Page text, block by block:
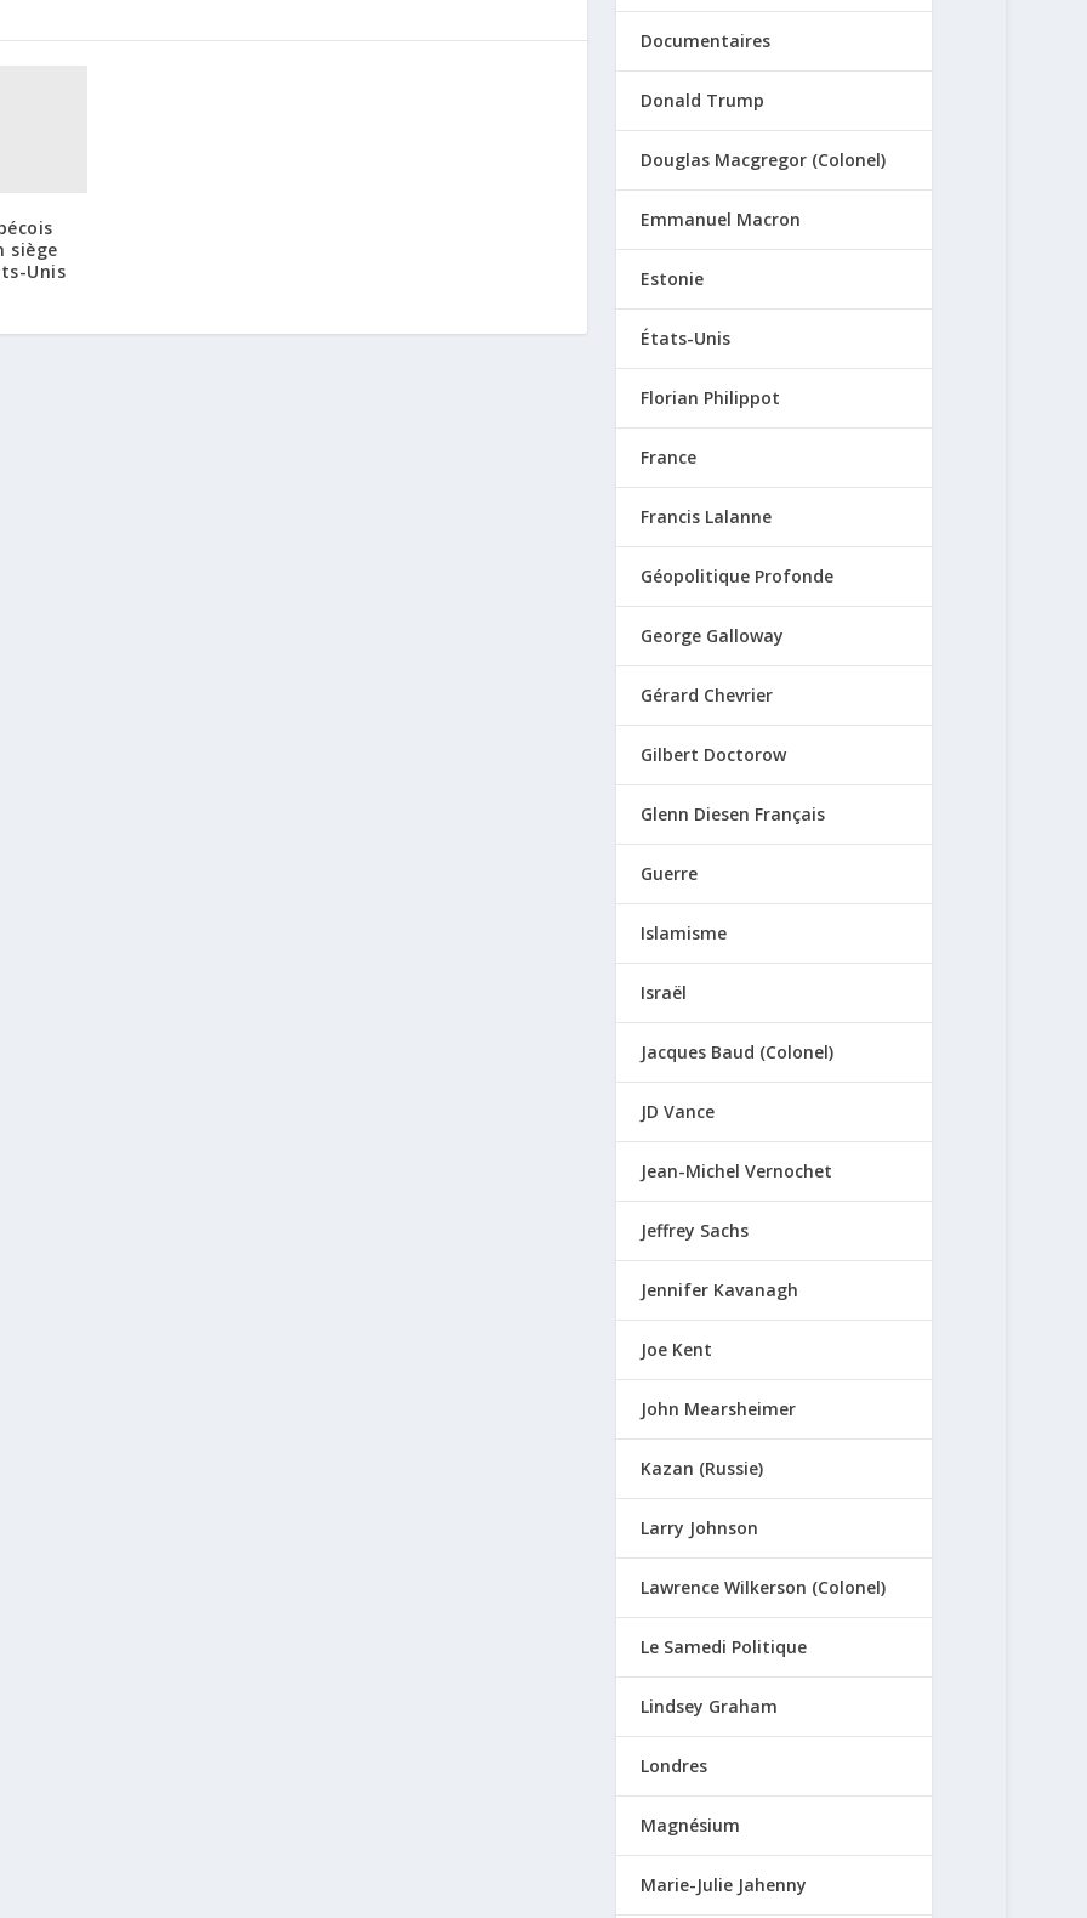
siège
Unis
Documentaires
Donald Trump
Douglas Macgregor (Colonel)
Emmanuel Macron
Estonie
États-Unis
Florian Philippot
France
Francis Lalanne
Géopolitique Profonde
George Galloway
Gérard Chevrier
Gilbert Doctorow
Glenn Diesen Français
Guerre
Islamisme
Israël
Jacques Baud (Colonel)
JD Vance
Jean-Michel Vernochet
Jeffrey Sachs
Jennifer Kavanagh
Joe Kent
John Mearsheimer
Kazan (Russie)
Larry Johnson
Lawrence Wilkerson (Colonel)
Le Samedi Politique
Lindsey Graham
Londres
Magnésium
Marie-Julie Jahenny